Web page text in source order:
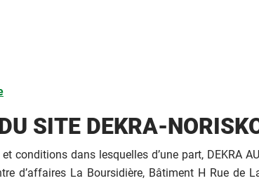
SITE DEKRA-
dans lesquelles d’une part, DEKRA
d’affaires La Boursidière, Bâtiment H Rue de